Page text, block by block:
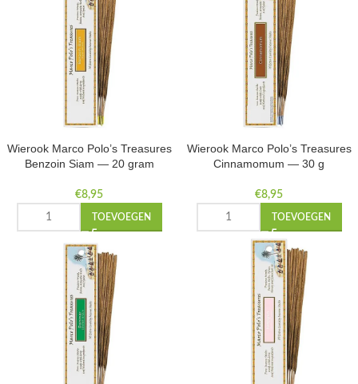
Wierook Marco Polo’s Treasures
Benzoin Siam — 20 gram
€8,95
TOEVOEGEN
Wierook Marco Polo’s Treasures
Cinnamomum — 30 g
€8,95
TOEVOEGEN